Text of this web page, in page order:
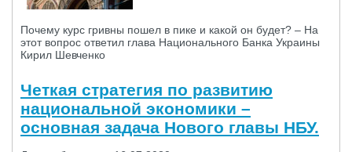
Почему курс гривны пошел в пике и какой он будет? – На
этот вопрос ответил глава Национального Банка Украины
Кирил Шевченко
Четкая стратегия по развитию
национальной экономики –
основная задача Нового главы НБУ.